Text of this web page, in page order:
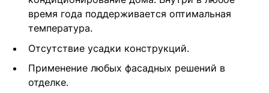
время года поддерживается оптимальная
температура.
Отсутствие усадки конструкций.
Применение любых фасадных решений в
отделке.